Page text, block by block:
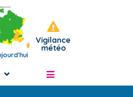
Vigilance
météo